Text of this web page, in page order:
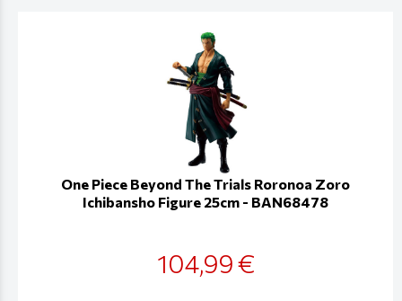
One Piece Beyond The Trials Roronoa Zoro
Ichibansho Figure 25cm - BAN68478
104,99 €